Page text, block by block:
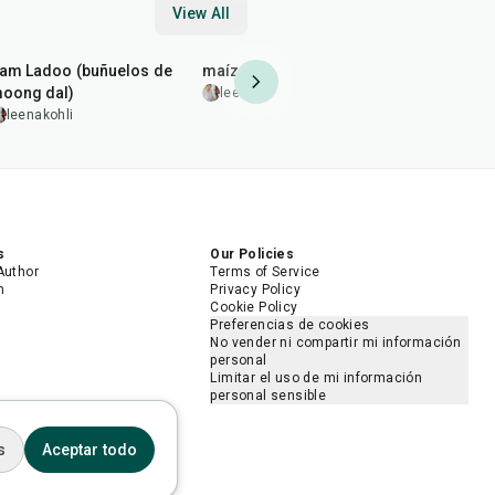
View All
Ladoo (buñuelos de
dal)
leenakohli
maíz frito picante
leenakohli
Our Policies
Terms of Service
Privacy Policy
Cookie Policy
Preferencias de cookies
No vender ni compartir mi información
personal
Limitar el uso de mi información
personal sensible
Aceptar todo